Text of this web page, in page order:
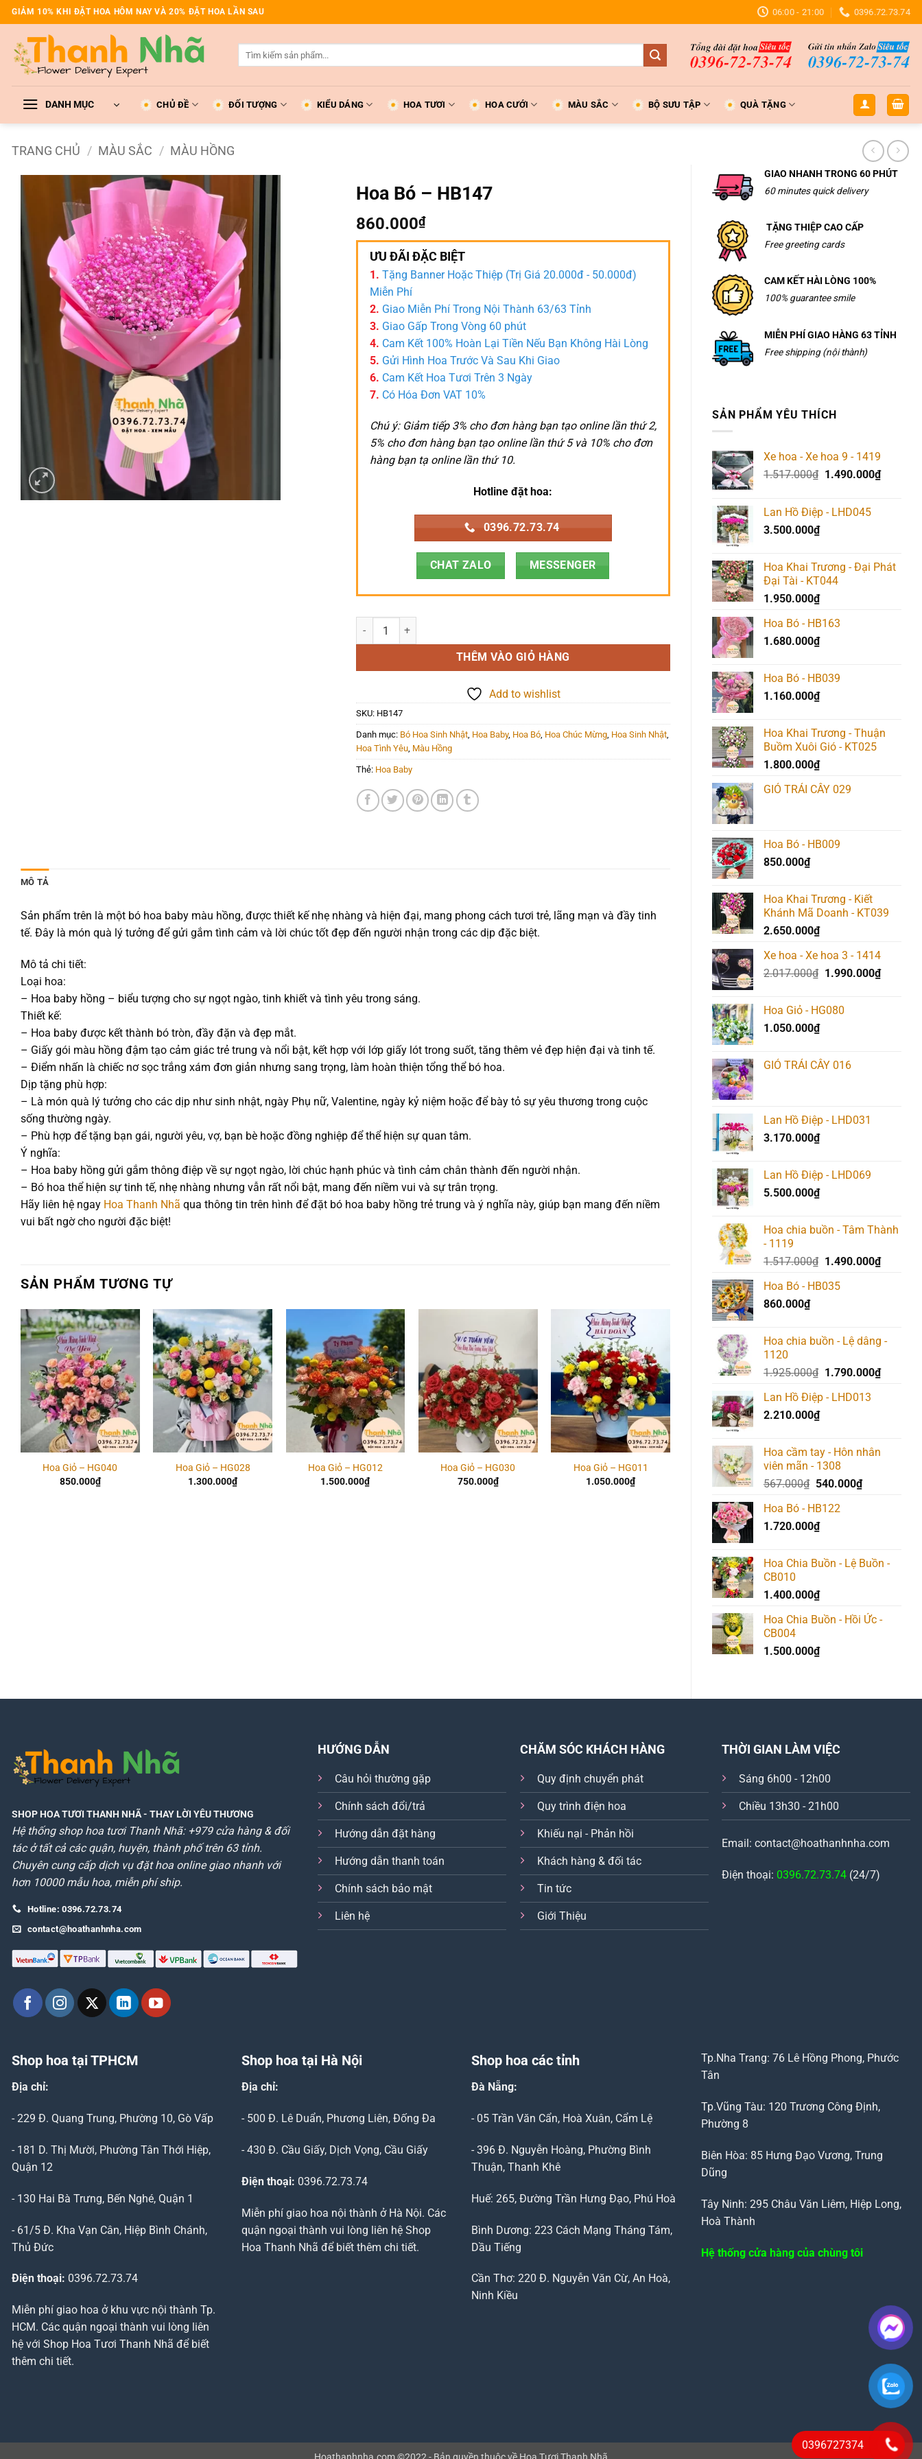
Bỏ
qua
dung
GIẢM 10% KHI ĐẶT HOA HÔM NAY VÀ 20% ĐẶT HOA LẦN SAU 06:00 - 21:00 0396.72.73.74
DANH MỤC CHỦ ĐỀ ĐỐI TƯỢNG KIỂU DÁNG HOA TƯƠI HOA CƯỚI MÀU SẮC BỘ SƯU TẬP QUÀ TẶNG
TRANG CHỦ / MÀU SẮC / MÀU HỒNG
GIAO NHANH TRONG 60 PHÚT
60 minutes quick delivery
TẶNG THIỆP CAO CẤP
Free greeting cards
CAM KẾT HÀI LÒNG 100%
100% guarantee smile
MIỄN PHÍ GIAO HÀNG 63 TỈNH
Free shipping (nội thành)
SẢN PHẨM YÊU THÍCH
Xe hoa - Xe hoa 9 - 1419
1.517.000₫ Giá
1.517.000₫.
1.490.000₫Giá
Lan Hồ Điệp - LHD045
3.500.000₫
Hoa Khai Trương - Đại Phát
Đại Tài - KT044
1.950.000₫
Hoa Bó - HB163
1.680.000₫
Hoa Bó - HB039
1.160.000₫
Hoa Khai Trương - Thuận
Buồm Xuôi Gió - KT025
1.800.000₫
GIỎ TRÁI CÂY 029
Hoa Bó - HB009
850.000₫
Hoa Khai Trương - Kiết
Khánh Mã Doanh - KT039
2.650.000₫
Xe hoa - Xe hoa 3 - 1414
2.017.000₫ Giá
2.017.000₫.
1.990.000₫Giá
Hoa Giỏ - HG080
1.050.000₫
GIỎ TRÁI CÂY 016
Lan Hồ Điệp - LHD031
3.170.000₫
Lan Hồ Điệp - LHD069
5.500.000₫
Hoa chia buồn - Tâm Thành
- 1119
1.517.000₫ Giá
là:
1.490.000₫Giá
Hoa Bó - HB035
860.000₫
Hoa chia buồn - Lệ dâng -
1120
1.925.000₫ Giá
là:
1.790.000₫Giá
Lan Hồ Điệp - LHD013
2.210.000₫
Hoa cầm tay - Hôn nhân
viên mãn - 1308
567.000₫ Giá
là:
567.000₫.
540.000₫Giá
Hoa Bó - HB122
1.720.000₫
Hoa Chia Buồn - Lệ Buồn -
CB010
1.400.000₫
Hoa Chia Buồn - Hồi Ức -
CB004
1.500.000₫
Add to
wishlist
Hoa Bó – HB147
860.000₫
ƯU ĐÃI ĐẶC BIỆT
1. Tặng Banner Hoặc Thiệp (Trị Giá 20.000đ - 50.000đ)
Miễn Phí
2. Giao Miễn Phí Trong Nội Thành 63/63 Tỉnh
3. Giao Gấp Trong Vòng 60 phút
4. Cam Kết 100% Hoàn Lại Tiền Nếu Bạn Không Hài Lòng
5. Gửi Hình Hoa Trước Và Sau Khi Giao
6. Cam Kết Hoa Tươi Trên 3 Ngày
7. Có Hóa Đơn VAT 10%
Chú ý: Giảm tiếp 3% cho đơn hàng bạn tạo online lần thứ 2,
5% cho đơn hàng bạn tạo online lần thứ 5 và 10% cho đơn
hàng bạn tạ online lần thứ 10.
Hotline đặt hoa:
0396.72.73.74
CHAT ZALO MESSENGER
Hoa Bó - HB147 số lượng
THÊM VÀO GIỎ HÀNG
Add to wishlist
SKU: HB147
Danh mục: Bó Hoa Sinh Nhật, Hoa Baby, Hoa Bó, Hoa Chúc Mừng, Hoa Sinh Nhật,
Hoa Tình Yêu, Màu Hồng
Thẻ: Hoa Baby
MÔ TẢ
Sản phẩm trên là một bó hoa baby màu hồng, được thiết kế nhẹ nhàng và hiện đại, mang phong cách tươi trẻ, lãng mạn và đầy tinh
tế. Đây là món quà lý tưởng để gửi gắm tình cảm và lời chúc tốt đẹp đến người nhận trong các dịp đặc biệt.
Mô tả chi tiết:
Loại hoa:
– Hoa baby hồng – biểu tượng cho sự ngọt ngào, tinh khiết và tình yêu trong sáng.
Thiết kế:
– Hoa baby được kết thành bó tròn, đầy đặn và đẹp mắt.
– Giấy gói màu hồng đậm tạo cảm giác trẻ trung và nổi bật, kết hợp với lớp giấy lót trong suốt, tăng thêm vẻ đẹp hiện đại và tinh tế.
– Điểm nhấn là chiếc nơ sọc trắng xám đơn giản nhưng sang trọng, làm hoàn thiện tổng thể bó hoa.
Dịp tặng phù hợp:
– Là món quà lý tưởng cho các dịp như sinh nhật, ngày Phụ nữ, Valentine, ngày kỷ niệm hoặc để bày tỏ sự yêu thương trong cuộc
sống thường ngày.
– Phù hợp để tặng bạn gái, người yêu, vợ, bạn bè hoặc đồng nghiệp để thể hiện sự quan tâm.
Ý nghĩa:
– Hoa baby hồng gửi gắm thông điệp về sự ngọt ngào, lời chúc hạnh phúc và tình cảm chân thành đến người nhận.
– Bó hoa thể hiện sự tinh tế, nhẹ nhàng nhưng vẫn rất nổi bật, mang đến niềm vui và sự trân trọng.
Hãy liên hệ ngay Hoa Thanh Nhã qua thông tin trên hình để đặt bó hoa baby hồng trẻ trung và ý nghĩa này, giúp bạn mang đến niềm
vui bất ngờ cho người đặc biệt!
SẢN PHẨM TƯƠNG TỰ
Add to
wishlist
Hoa Giỏ – HG040
850.000₫
Add to
wishlist
Hoa Giỏ – HG028
1.300.000₫
Add to
wishlist
Hoa Giỏ – HG012
1.500.000₫
wishlist
Hoa Giỏ – HG030
750.000₫
Add to
wishlist
Hoa Giỏ – HG011
1.050.000₫
Add to
wishlist
Hoa Giỏ – HG038
1.850.000 ₫
Hoa Giỏ – HG007
1.450.000
SHOP HOA TƯƠI THANH NHÃ- THAY LỜI YÊU THƯƠNG
Hệ thống shop hoa tươi Thanh Nhã: +979 cửa hàng & đối
tác ở tất cả các quận, huyện, thành phố trên 63 tỉnh.
Chuyên cung cấp dịch vụ đặt hoa online giao nhanh với
hơn 10000 mẫu hoa, miễn phí ship.
Hotline: 0396.72.73.74
contact@hoathanhnha.com
HƯỚNG DẪN
Câu hỏi thường gặp
Chính sách đổi/trả
Hướng dẫn đặt hàng
Hướng dẫn thanh toán
Chính sách bảo mật
Liên hệ
CHĂM SÓC KHÁCH HÀNG
Quy định chuyển phát
Quy trình điện hoa
Khiếu nại - Phản hồi
Khách hàng & đối tác
Tin tức
Giới Thiệu
THỜI GIAN LÀM VIỆC
Sáng 6h00 - 12h00
Chiều 13h30 - 21h00
Email: contact@hoathanhnha.com
Điện thoại: 0396.72.73.74 (24/7)
Shop hoa tại TPHCM
Địa chỉ:
- 229 Đ. Quang Trung, Phường 10, Gò Vấp
- 181 D. Thị Mười, Phường Tân Thới Hiệp,
Quận 12
- 130 Hai Bà Trưng, Bến Nghé, Quận 1
- 61/5 Đ. Kha Vạn Cân, Hiệp Bình Chánh,
Thủ Đức
Điện thoại: 0396.72.73.74
Miễn phí giao hoa ở khu vực nội thành Tp.
HCM. Các quận ngoại thành vui lòng liên
hệ với Shop Hoa Tươi Thanh Nhã để biết
thêm chi tiết.
Shop hoa tại Hà Nội
Địa chỉ:
- 500 Đ. Lê Duẩn, Phương Liên, Đống Đa
- 430 Đ. Cầu Giấy, Dịch Vọng, Cầu Giấy
Điện thoại: 0396.72.73.74
Miễn phí giao hoa nội thành ở Hà Nội. Các
quận ngoại thành vui lòng liên hệ Shop
Hoa Thanh Nhã để biết thêm chi tiết.
Shop hoa các tỉnh
Đà Nẵng:
- 05 Trần Văn Cẩn, Hoà Xuân, Cẩm Lệ
- 396 Đ. Nguyễn Hoàng, Phường Bình
Thuận, Thanh Khê
Huế: 265, Đường Trần Hưng Đạo, Phú Hoà
Bình Dương: 223 Cách Mạng Tháng Tám,
Dầu Tiếng
Cần Thơ: 220 Đ. Nguyễn Văn Cừ, An Hoà,
Ninh Kiều
Tp.Nha Trang: 76 Lê Hồng Phong, Phước
Tân
Tp.Vũng Tàu: 120 Trương Công Định,
Phường 8
Biên Hòa: 85 Hưng Đạo Vương, Trung
Dũng
Tây Ninh: 295 Châu Văn Liêm, Hiệp Long,
Hoà Thành
Hệ thống cửa hàng của chùng tôi
0396727374